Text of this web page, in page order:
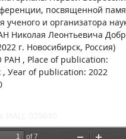
посвященной
ученого и организатора
Николая Леонтьевича
г. Новосибирск, Россия)
РАН , Place of publication:
, Уear of publication: 2022